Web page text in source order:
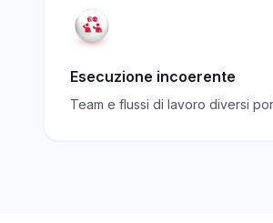
Esecuzione incoerente
Team e flussi di lavoro diversi